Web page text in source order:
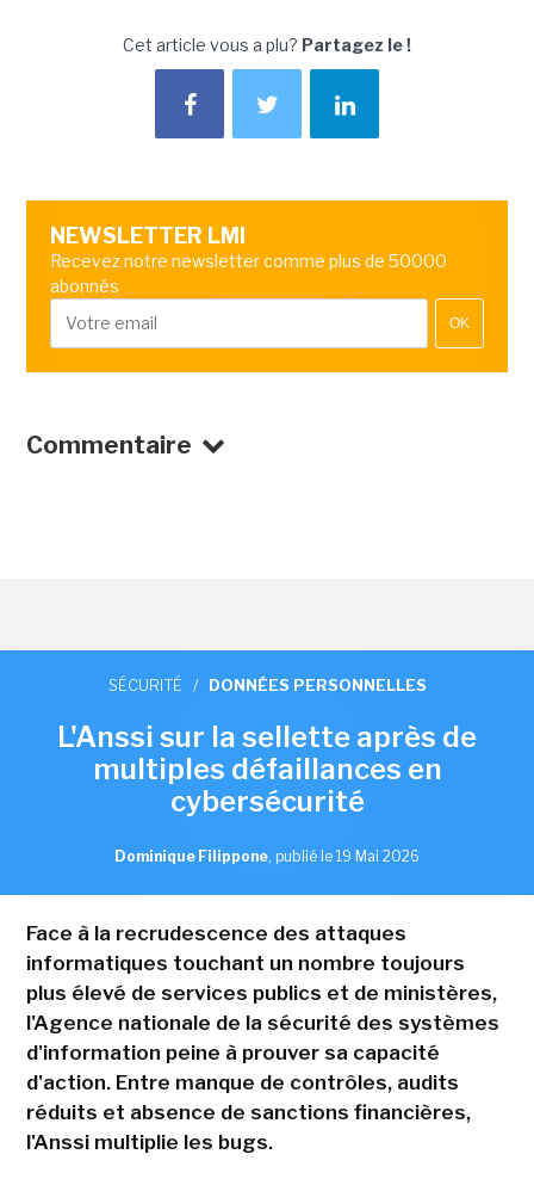
Cet article vous a plu? Partagez le !
NEWSLETTER LMI
Recevez notre newsletter comme plus de 50000
abonnés
OK
Commentaire
SÉCURITÉ / DONNÉES PERSONNELLES
L'Anssi sur la sellette après de
multiples défaillances en
cybersécurité
Dominique Filippone, publié le 19 Mai 2026
Face à la recrudescence des attaques
informatiques touchant un nombre toujours
plus élevé de services publics et de ministères,
l'Agence nationale de la sécurité des systèmes
d'information peine à prouver sa capacité
d'action. Entre manque de contrôles, audits
réduits et absence de sanctions financières,
l'Anssi multiplie les bugs.